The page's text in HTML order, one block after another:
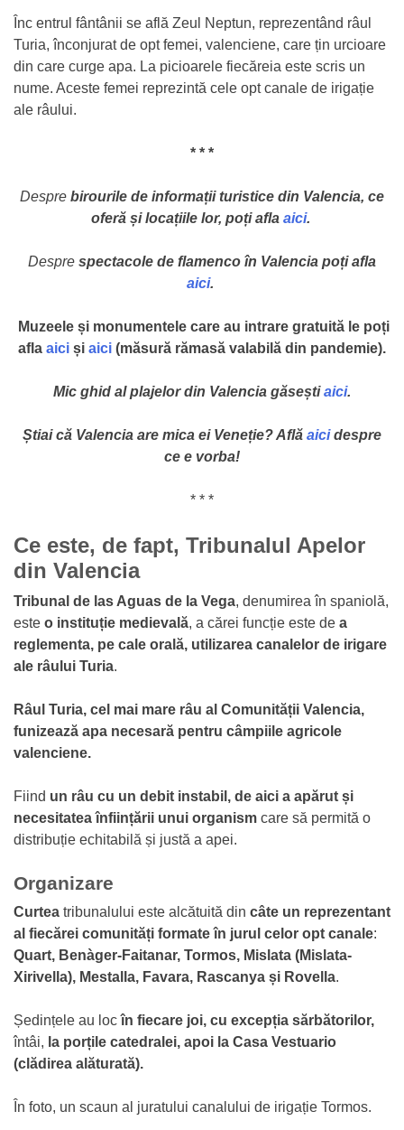
Înc entrul fântânii se află Zeul Neptun, reprezentând râul
Turia, înconjurat de opt femei, valenciene, care țin urcioare
din care curge apa. La picioarele fiecăreia este scris un
nume. Aceste femei reprezintă cele opt canale de irigație
ale râului.
* * *
Despre birourile de informații turistice din Valencia, ce
oferă și locațiile lor, poți afla aici.
Despre spectacole de flamenco în Valencia poți afla
aici.
Muzeele și monumentele care au intrare gratuită le poți
afla aici și aici (măsură rămasă valabilă din pandemie).
Mic ghid al plajelor din Valencia găseștiaici.
Știai că Valencia are mica ei Veneție? Află aicidespre
ce e vorba!
* * *
Ce este, de fapt, Tribunalul Apelor
din Valencia
Tribunal de las Aguas de la Vega, denumirea în spaniolă,
este o instituție medievală, a cărei funcție este de a
reglementa, pe cale orală, utilizarea canalelor de irigare
ale râului Turia.
Râul Turia, cel mai mare râu al Comunității Valencia,
funizează apa necesară pentru câmpiile agricole
valenciene.
Fiind un râu cu un debit instabil, de aici a apărut și
necesitatea înființării unui organism care să permită o
distribuție echitabilă și justă a apei.
Organizare
Curtea tribunalului este alcătuită din câte un reprezentant
al fiecărei comunități formate în jurul celor opt canale:
Quart, Benàger-Faitanar, Tormos, Mislata (Mislata-
Xirivella), Mestalla, Favara, Rascanya și Rovella.
Ședințele au locîn fiecare joi, cu excepția sărbătorilor,
întâi, la porțile catedralei, apoi la Casa Vestuario
(clădirea alăturată).
În foto, un scaun al juratului canalului de irigație Tormos.